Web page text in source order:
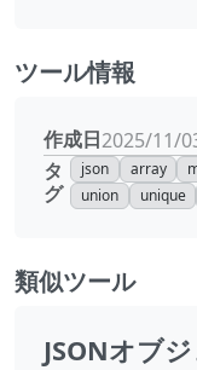
ツール情報
作成日2025/11/
タ
グ
json array
union
unique
類似ツール
JSONオブ